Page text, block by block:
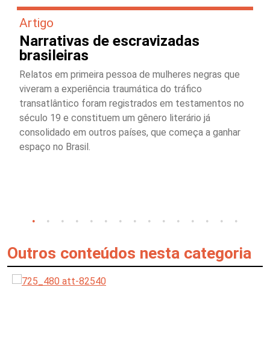
Artigo
Narrativas de escravizadas
brasileiras
Relatos em primeira pessoa de mulheres negras que
viveram a experiência traumática do tráfico
transatlântico foram registrados em testamentos no
século 19 e constituem um gênero literário já
consolidado em outros países, que começa a ganhar
espaço no Brasil.
Outros conteúdos nesta categoria